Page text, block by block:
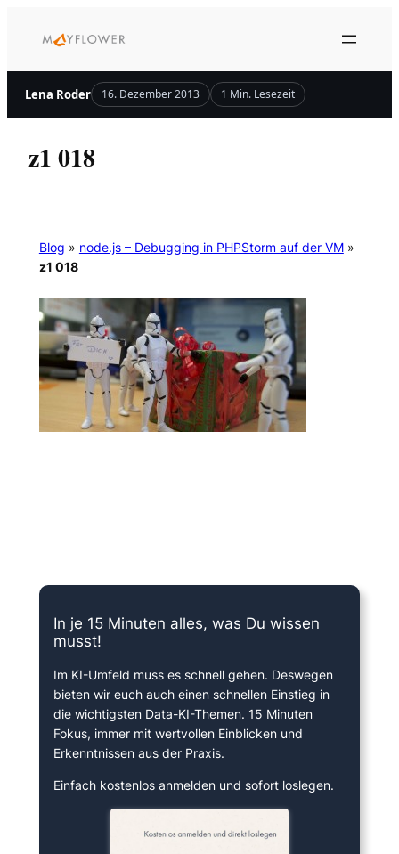
Inhalt
Lena Roder 16. Dezember 2013 1 Min. Lesezeit
z1 018
Blog » node.js – Debugging in PHPStorm auf der VM»
z1 018
In je 15 Minuten alles, was Du wissen
musst!
Im KI-Umfeld muss es schnell gehen. Deswegen
bieten wir euch auch einen schnellen Einstieg in
die wichtigsten Data-KI-Themen. 15 Minuten
Fokus, immer mit wertvollen Einblicken und
Erkenntnissen aus der Praxis.
Einfach kostenlos anmelden und sofort loslegen.